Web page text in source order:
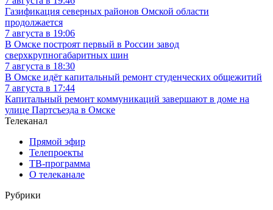
Газификация северных районов Омской области
продолжается
7 августа в 19:06
В Омске построят первый в России завод
сверхкрупногабаритных шин
7 августа в 18:30
В Омске идёт капитальный ремонт студенческих общежитий
7 августа в 17:44
Капитальный ремонт коммуникаций завершают в доме на
улице Партсъезда в Омске
Телеканал
Прямой эфир
Телепроекты
ТВ-программа
О телеканале
Рубрики